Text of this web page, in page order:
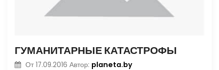
ГУМАНИТАРНЫЕ КАТАСТРОФЫ
От 17.09.2016 Автор: planeta.by